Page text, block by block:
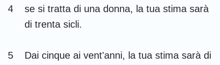
Habacuc
Malachia
4
se si tratta di una donna, la tua stima sarà
di trenta sicli.
5
Dai cinque ai vent'anni, la tua stima sarà di